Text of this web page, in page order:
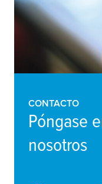
CONTACTO
Póngase
nosotros